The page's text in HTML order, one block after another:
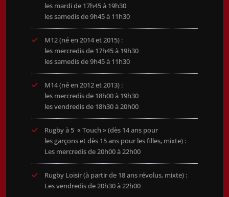
les mardi de 17h45 à 19h30
les samedis de 9h45 à 11h30
M12 (né en 2014 et 2015) :
les mercredis de 17h45 à 19h30
les samedis de 9h45 à 11h30
M14 (né en 2012 et 2013) :
les mercredis de 18h00 à 19h30
les vendredis de 18h30 à 20h00
Rugby à 5 « Touch » (dès 14 ans pour
les garçons et dès 15 ans pour les filles, mixte) :
Les mercredis de 20h00 à 22h00
Rugby Loisir (à partir de 18 ans révolus, mixte) :
Les vendredis de 20h30 à 22h00